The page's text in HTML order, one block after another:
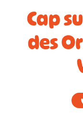
Cap
des